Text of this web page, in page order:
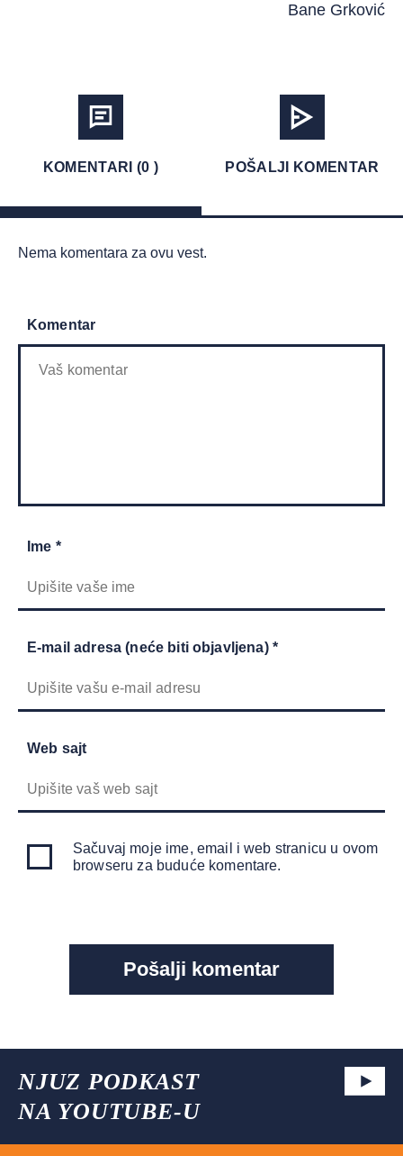
Bane Grković
KOMENTARI (0 ) POŠALJI KOMENTAR
Nema komentara za ovu vest.
Komentar
Ime *
E-mail adresa (neće biti objavljena) *
Web sajt
Sačuvaj moje ime, email i web stranicu u ovom
browseru za buduće komentare.
NJUZ PODKAST
NA YOUTUBE-U